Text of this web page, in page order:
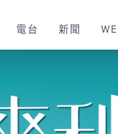
電台 新聞